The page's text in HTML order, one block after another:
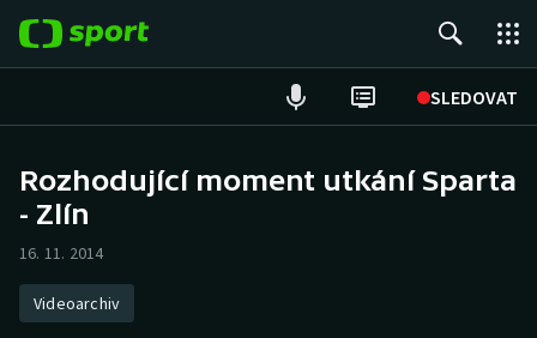
SLEDOVAT
Hokej
Atletika
Rozhodující moment utkání Sparta
- Zlín
16. 11. 2014
Videoarchiv